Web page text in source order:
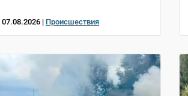
07.08.2026 | Происшествия